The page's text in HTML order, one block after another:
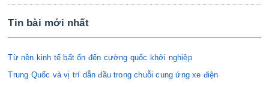
Tin bài mới nhất
Từ nền kinh tế bất ổn đến cường quốc khởi nghiệp
Trung Quốc và vị trí dẫn đầu trong chuỗi cung ứng xe điện